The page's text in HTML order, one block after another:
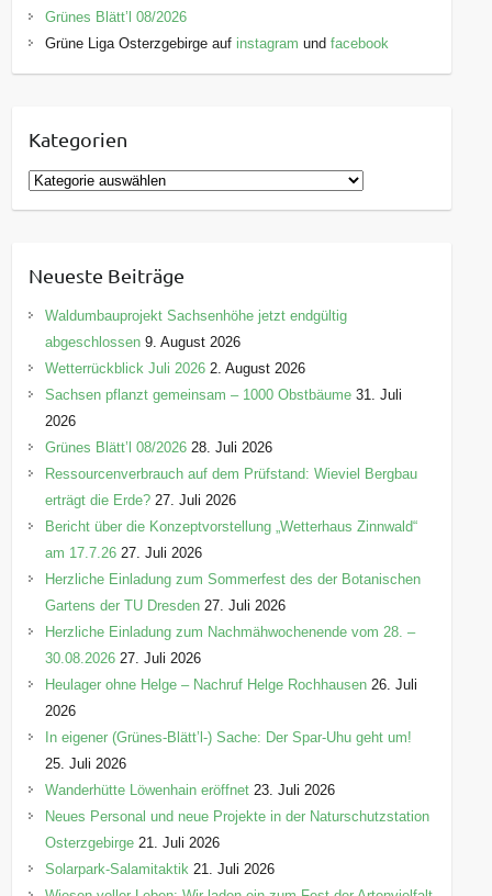
Grünes Blätt’l 08/2026
Grüne Liga Osterzgebirge auf instagram undfacebook
Kategorien
K
a
g
o
i
e
Neueste Beiträge
Waldumbauprojekt Sachsenhöhe jetzt endgültig
abgeschlossen 9. August 2026
Wetterrückblick Juli 2026 2. August 2026
Sachsen pflanzt gemeinsam – 1000 Obstbäume 31. Juli
2026
Grünes Blätt’l 08/2026 28. Juli 2026
Ressourcenverbrauch auf dem Prüfstand: Wieviel Bergbau
erträgt die Erde? 27. Juli 2026
Bericht über die Konzeptvorstellung „Wetterhaus Zinnwald“
am 17.7.26 27. Juli 2026
Herzliche Einladung zum Sommerfest des der Botanischen
Gartens der TU Dresden 27. Juli 2026
Herzliche Einladung zum Nachmähwochenende vom 28. –
30.08.2026 27. Juli 2026
Heulager ohne Helge – Nachruf Helge Rochhausen 26. Juli
2026
In eigener (Grünes-Blätt’l-) Sache: Der Spar-Uhu geht um!
25. Juli 2026
Wanderhütte Löwenhain eröffnet 23. Juli 2026
Neues Personal und neue Projekte in der Naturschutzstation
Osterzgebirge 21. Juli 2026
Solarpark-Salamitaktik 21. Juli 2026